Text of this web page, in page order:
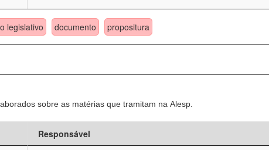
legislativo documento propositura
sobre as matérias que tramitam na Alesp.
Responsável